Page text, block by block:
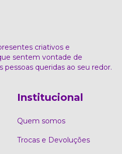
criativos e
sentem vontade de
queridas ao seu redor.
Institucional
Quem somos
Trocas e Devoluções